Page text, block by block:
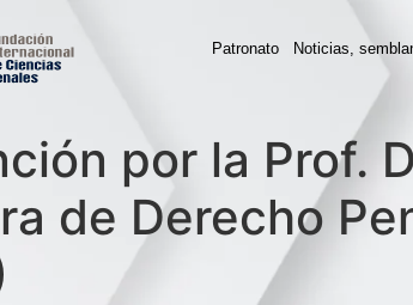
Patronato Noticias,
por la Prof.
de Derecho